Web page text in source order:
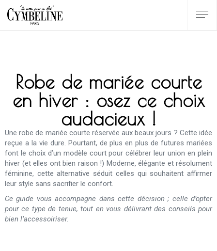
Robe de mariée courte
en hiver : osez ce choix
audacieux !
Une robe de mariée courte réservée aux beaux jours ? Cette idée
reçue a la vie dure. Pourtant, de plus en plus de futures mariées
font le choix d’un modèle court pour célébrer leur union en plein
hiver (et elles ont bien raison !) Moderne, élégante et résolument
féminine, cette alternative séduit celles qui souhaitent affirmer
leur style sans sacrifier le confort.
Ce guide vous accompagne dans cette décision ; celle d’opter
pour ce type de tenue, tout en vous délivrant des conseils pour
bien l’accessoiriser.